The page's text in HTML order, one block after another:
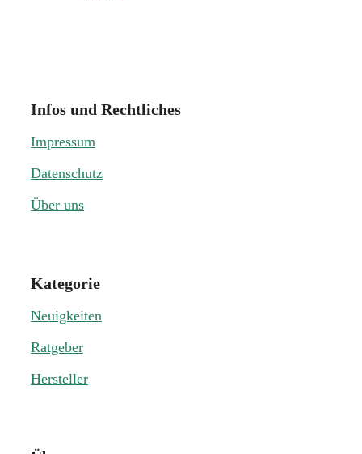
Infos und Rechtliches
Impressum
Datenschutz
Über uns
Kategorie
Neuigkeiten
Ratgeber
Hersteller